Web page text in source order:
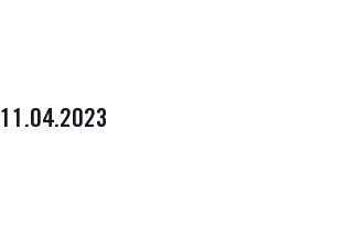
11.04.2023